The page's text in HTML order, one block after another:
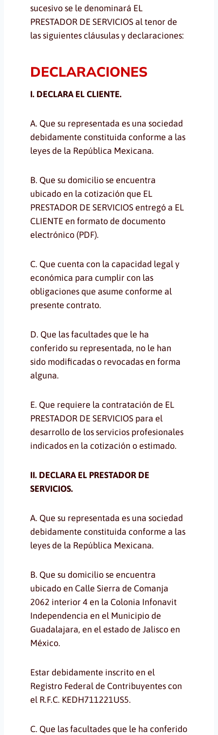
sucesivo se le denominará EL
PRESTADOR DE SERVICIOS al tenor de
las siguientes cláusulas y declaraciones:
DECLARACIONES
I. DECLARA EL CLIENTE.
A. Que su representada es una sociedad
debidamente constituida conforme a las
leyes de la República Mexicana.
B. Que su domicilio se encuentra
ubicado en la cotización que EL
PRESTADOR DE SERVICIOS entregó a EL
CLIENTE en formato de documento
electrónico (PDF).
C. Que cuenta con la capacidad legal y
económica para cumplir con las
obligaciones que asume conforme al
presente contrato.
D. Que las facultades que le ha
conferido su representada, no le han
sido modificadas o revocadas en forma
alguna.
E. Que requiere la contratación de EL
PRESTADOR DE SERVICIOS para el
desarrollo de los servicios profesionales
indicados en la cotización o estimado.
II. DECLARA EL PRESTADOR DE
SERVICIOS.
A. Que su representada es una sociedad
debidamente constituida conforme a las
leyes de la República Mexicana.
B. Que su domicilio se encuentra
ubicado en Calle Sierra de Comanja
2062 interior 4 en la Colonia Infonavit
Independencia en el Municipio de
Guadalajara, en el estado de Jalisco en
México.
Estar debidamente inscrito en el
Registro Federal de Contribuyentes con
el R.F.C. KEDH711221US5.
C. Que las facultades que le ha conferido